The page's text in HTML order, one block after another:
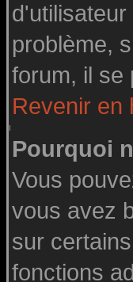
problème,
forum, il se
Revenir en
Pourquoi
Vous
vous avez
sur
fonctions